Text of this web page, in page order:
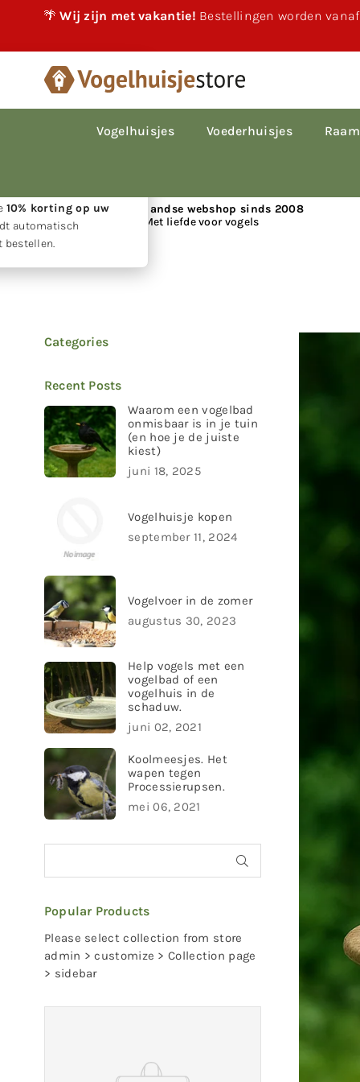
🌴Wij zijn met vakantie! Bestellingen worden
×
gewoon
bestellingen worden
10% korting op uw
automatisch
bestellen.
Vogelhuisjes Voederhuisjes
📍 Nederlandse webshop sinds 2008
Met liefde voor vogels
Categories
Recent Posts
Waarom een vogelbad
onmisbaar is in je tuin
(en hoe je de juiste
kiest)
juni 18, 2025
Vogelhuisje kopen
september 11, 2024
Vogelvoer in de zomer
augustus 30, 2023
Help vogels met een
vogelbad of een
vogelhuis in de
schaduw.
juni 02, 2021
Koolmeesjes. Het
wapen tegen
Processierupsen.
mei 06, 2021
Popular Products
Please select collection from store
admin > customize > Collection page
> sidebar